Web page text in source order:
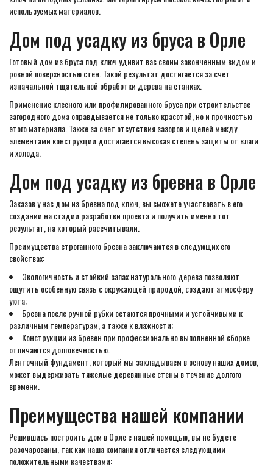
используемых материалов.
Дом под усадку из бруса в Орле
Готовый дом из бруса под ключ удивит вас своим законченным видом и
ровной поверхностью стен. Такой результат достигается за счет
изначальной тщательной обработки дерева на станках.
Применение клееного или профилированного бруса при строительстве
загородного дома оправдывается не только красотой, но и прочностью
этого материала. Также за счет отсутствия зазоров и щелей между
элементами конструкции достигается высокая степень защиты от влаги
и холода.
Дом под усадку из бревна в Орле
Заказав у нас дом из бревна под ключ, вы сможете участвовать в его
создании на стадии разработки проекта и получить именно тот
результат, на который рассчитывали.
Преимущества строганного бревна заключаются в следующих его
свойствах:
Экологичность и стойкий запах натурального дерева позволяют
ощутить особенную связь с окружающей природой, создают атмосферу
уюта;
Бревна после ручной рубки остаются прочными и устойчивыми к
различным температурам, а также к влажности;
Конструкции из бревен при профессионально выполненной сборке
отличаются долговечностью.
Ленточный фундамент, который мы закладываем в основу наших домов,
может выдерживать тяжелые деревянные стены в течение долгого
времени.
Преимущества нашей компании
Решившись построить дом в Орле с нашей помощью, вы не будете
разочарованы, так как наша компания отличается следующими
положительными качествами: